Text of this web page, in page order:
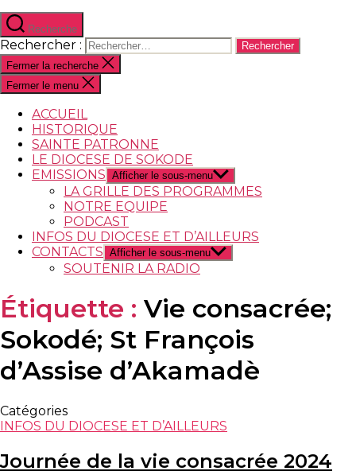
Recherche
Rechercher :
Fermer la recherche
Fermer le menu
ACCUEIL
HISTORIQUE
SAINTE PATRONNE
LE DIOCESE DE SOKODE
EMISSIONS Afficher le sous-menu
LA GRILLE DES PROGRAMMES
NOTRE EQUIPE
PODCAST
INFOS DU DIOCESE ET D’AILLEURS
CONTACTS Afficher le sous-menu
SOUTENIR LA RADIO
Étiquette : Vie consacrée;
Sokodé; St François
d’Assise d’Akamadè
Catégories
INFOS DU DIOCESE ET D’AILLEURS
Journée de la vie consacrée 2024